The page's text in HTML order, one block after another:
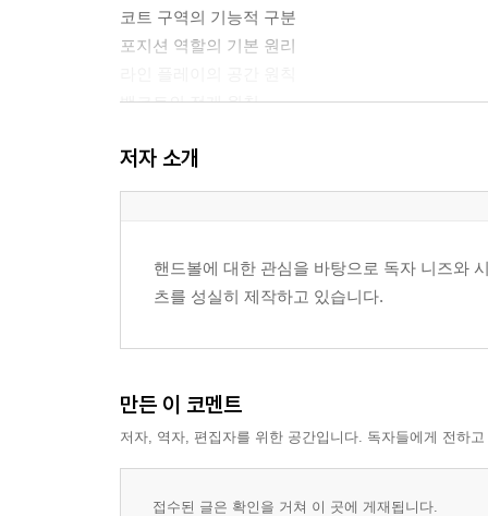
코트 구역의 기능적 구분
포지션 역할의 기본 원리
백코트의 전개 원칙
포지션 간 거리와 각도
균형 배치의 기준
공격 단계의 구성 요소
패스 흐름과 연결의 원칙
세트 공격의 기본 구조
공격 템포의 조절
제4장 수비 운영의 기본 원리
저자 소개
핸드볼에 대한 관심을 바탕으로 독자 니즈와
츠를 성실히 제작하고 있습니다.
만든 이 코멘트
저자, 역자, 편집자를 위한 공간입니다. 독자들에게 전하
접수된 글은 확인을 거쳐 이 곳에 게재됩니다.